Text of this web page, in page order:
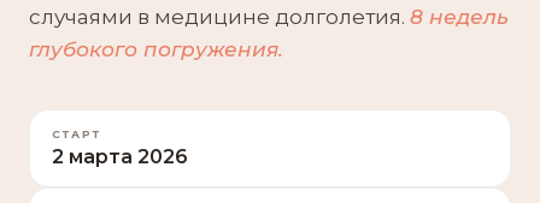
случаями в медицине долголетия. 8 недель
глубокого погружения.
СТАРТ
2 марта 2026